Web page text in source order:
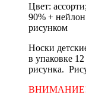
Цвет:
90% +
рисунком
Носки
в упаковке
рисунка.